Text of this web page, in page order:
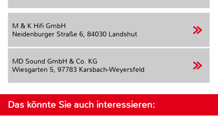
M & K Hifi GmbH
Neidenburger Straße 6, 84030 Landshut
MD Sound GmbH & Co. KG
Wiesgarten 5, 97783 Karsbach-Weyersfeld
Das könnte Sie auch interessieren: